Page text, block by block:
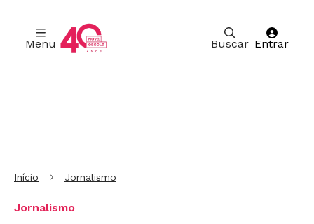
Buscar
Menu Entrar
Início Jornalismo
Jornalismo